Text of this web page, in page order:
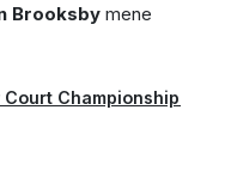
Brooksbymene
Court Championship -